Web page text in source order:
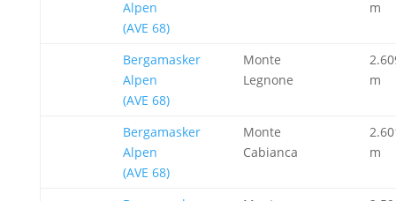
Alpen
(AVE 68)
m
Bergamasker
Alpen
(AVE 68)
Monte
Legnone
m
Bergamasker
Alpen
(AVE 68)
Monte
Cabianca
m